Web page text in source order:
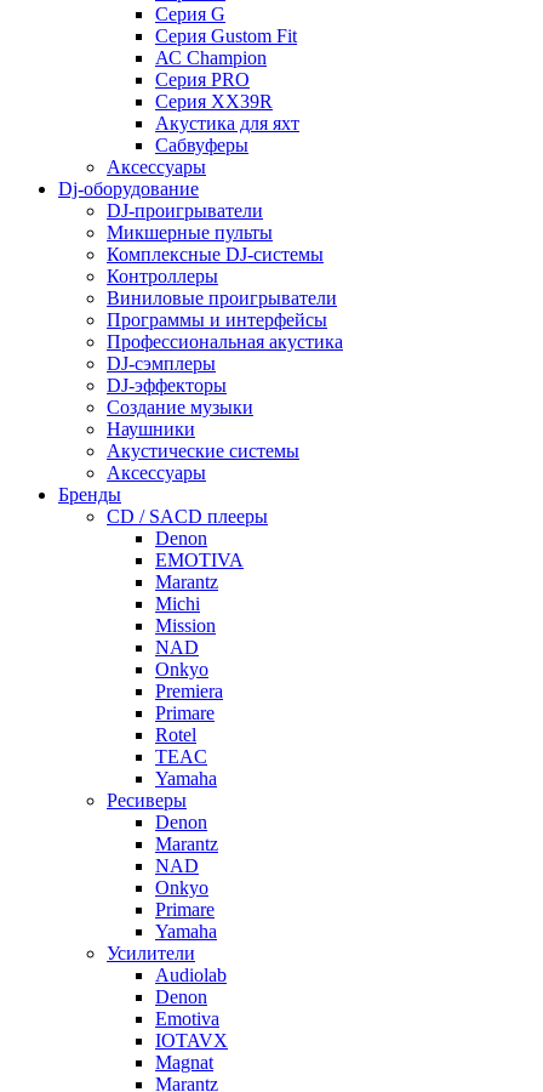
Cерия G
Cерия Gustom Fit
АС Champion
Cерия PRO
Cерия XX39R
Акустика для яхт
Сабвуферы
Аксессуары
Dj-оборудование
DJ-проигрыватели
Микшерные пульты
Комплексные DJ-системы
Контроллеры
Виниловые проигрыватели
Программы и интерфейсы
Профессиональная акустика
DJ-сэмплеры
DJ-эффекторы
Создание музыки
Наушники
Акустические системы
Аксессуары
Бренды
CD / SACD плееры
Denon
EMOTIVA
Marantz
Michi
Mission
NAD
Onkyo
Premiera
Primare
Rotel
TEAC
Yamaha
Ресиверы
Denon
Marantz
NAD
Onkyo
Primare
Yamaha
Усилители
Audiolab
Denon
Emotiva
IOTAVX
Magnat
Marantz